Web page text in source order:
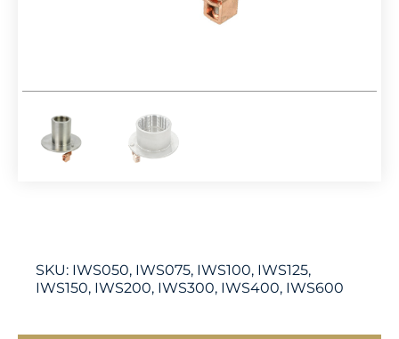
SKU: IWS050, IWS075, IWS100, IWS125,
IWS150, IWS200, IWS300, IWS400, IWS600